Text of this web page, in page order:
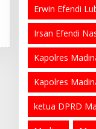
Erwin Efendi
Irsan Efendi
Kapolres
Kapolres
ketua DPRD